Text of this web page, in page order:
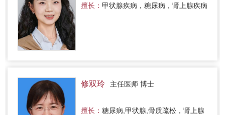
擅长： 甲状腺疾病，糖尿病，肾上腺疾病
修双玲 主任医师 博士
擅长： 糖尿病,甲状腺,骨质疏松，肾上腺